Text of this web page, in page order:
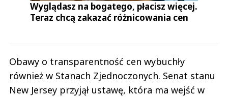
Wyglądasz na bogatego, płacisz więcej.
Teraz chcą zakazać różnicowania cen
Obawy o transparentność cen wybuchły
również w Stanach Zjednoczonych. Senat stanu
New Jersey przyjął ustawę, która ma wejść w